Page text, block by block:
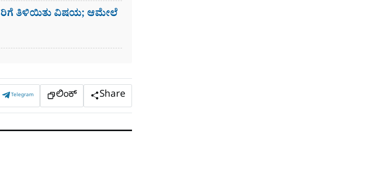
ತಿಳಿಯಿತು ವಿಷಯ; ಆಮೇಲೆ
Telegram ಲಿಂಕ್ Share